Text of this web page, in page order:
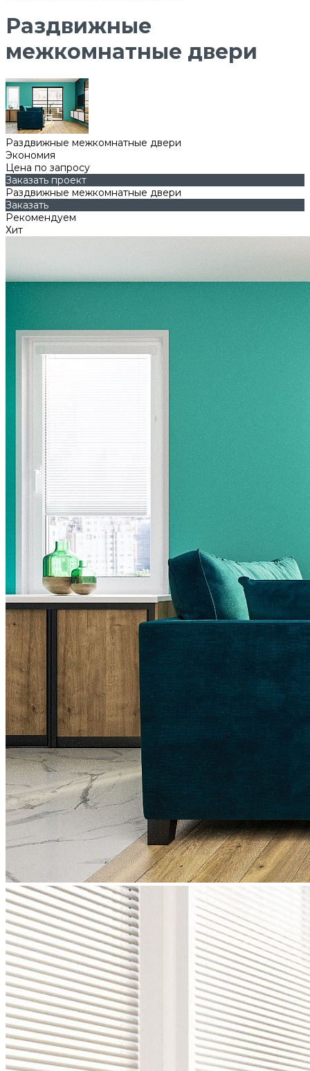
Раздвижные
межкомнатные двери
Раздвижные межкомнатные двери
Экономия
Цена по запросу
Заказать проект
Раздвижные межкомнатные двери
Заказать
Рекомендуем
Хит